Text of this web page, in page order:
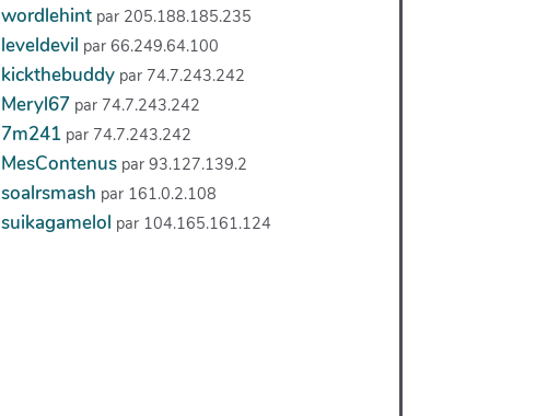
wordlehint par 205.188.185.235
leveldevil par 66.249.64.100
kickthebuddy par 74.7.243.242
Meryl67 par 74.7.243.242
7m241 par 74.7.243.242
MesContenus par 93.127.139.2
soalrsmash par 161.0.2.108
suikagamelol par 104.165.161.124